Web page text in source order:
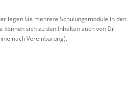
legen Sie mehrere Schulungsmodule in den
können sich zu den Inhalten auch von Dr.
nach Vereinbarung).